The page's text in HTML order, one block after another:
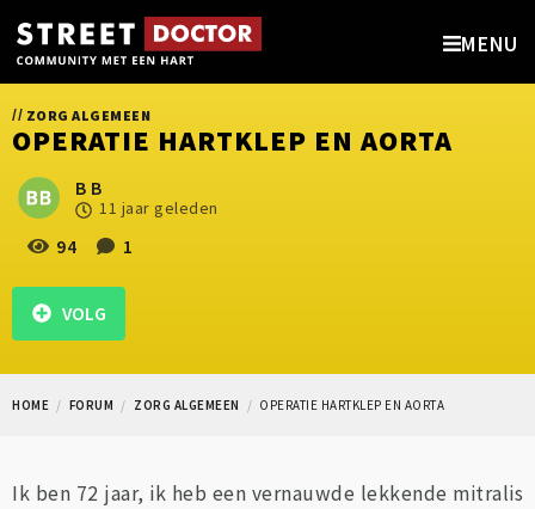
MENU
// ZORG ALGEMEEN
OPERATIE HARTKLEP EN AORTA
B B
11 jaar geleden
94 1
VOLG
HOME FORUM ZORG ALGEMEEN OPERATIE HARTKLEP EN AORTA
Ik ben 72 jaar, ik heb een vernauwde lekkende mitralis